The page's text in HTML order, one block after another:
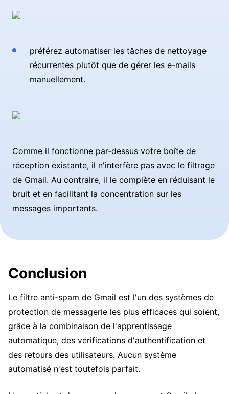
préférez automatiser les tâches de nettoyage
récurrentes plutôt que de gérer les e-mails
manuellement.
Comme il fonctionne par-dessus votre boîte de
réception existante, il n'interfère pas avec le filtrage
de Gmail. Au contraire, il le complète en réduisant le
bruit et en facilitant la concentration sur les
messages importants.
Conclusion
Le filtre anti-spam de Gmail est l'un des systèmes de
protection de messagerie les plus efficaces qui soient,
grâce à la combinaison de l'apprentissage
automatique, des vérifications d'authentification et
des retours des utilisateurs. Aucun système
automatisé n'est toutefois parfait.